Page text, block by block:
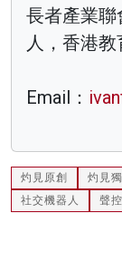
長者產業
人，香港教
Email：
灼見原創 灼見
社交機器人
聲